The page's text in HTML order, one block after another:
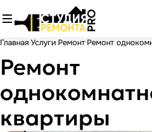
Главная Услуги Ремонт Ремонт
Ремонт
квартиры